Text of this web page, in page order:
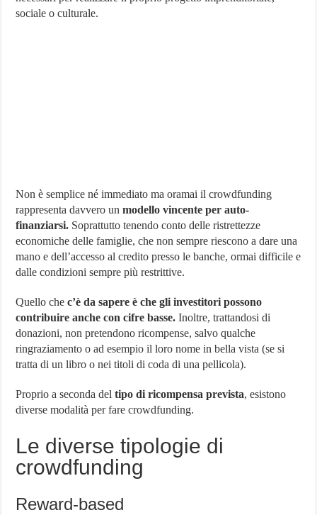
sociale o culturale.
Non è semplice né immediato ma oramai il crowdfunding
rappresenta davvero unmodello vincente per auto-
finanziarsi. Soprattutto tenendo conto delle ristrettezze
economiche delle famiglie, che non sempre riescono a dare una
mano e dell’accesso al credito presso le banche, ormai difficile e
dalle condizioni sempre più restrittive.
Quello chec’è da sapere è che gli investitori possono
contribuire anche con cifre basse. Inoltre, trattandosi di
donazioni, non pretendono ricompense, salvo qualche
ringraziamento o ad esempio il loro nome in bella vista (se si
tratta di un libro o nei titoli di coda di una pellicola).
Proprio a seconda deltipo di ricompensa prevista, esistono
diverse modalità per fare crowdfunding.
Le diverse tipologie di
crowdfunding
Reward-based